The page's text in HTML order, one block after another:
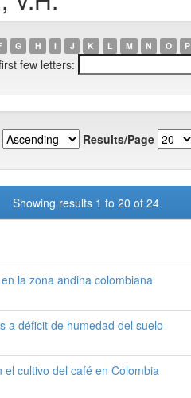
G H I J K L M N O P
few letters:
Results/Page
Showing results 1 to 20 of 24
la zona andina colombiana
a déficit de humedad del suelo
cultivo del café en Colombia